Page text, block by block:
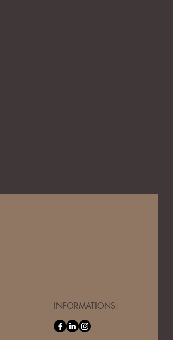
INFORMATIONS:​